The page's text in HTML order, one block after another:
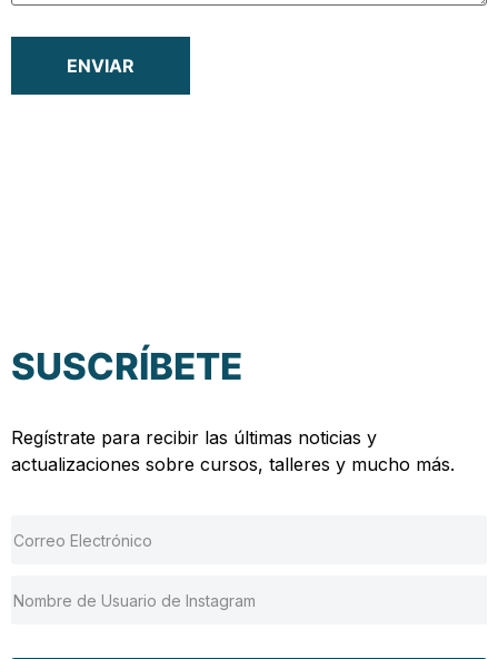
SUSCRÍBETE
Regístrate para recibir las últimas noticias y
actualizaciones sobre cursos, talleres y mucho más.